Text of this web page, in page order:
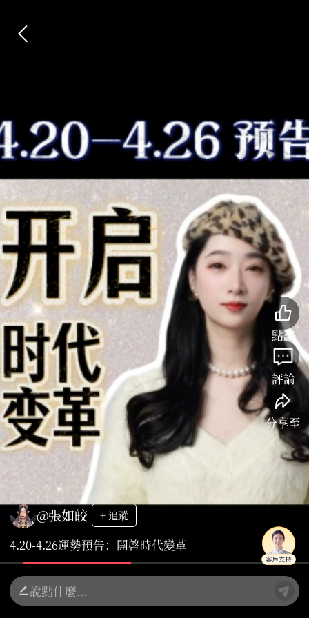
點讚
評論
分享至
@張如皎 + 追蹤
4.20-4.26運勢預告：開啓時代變革